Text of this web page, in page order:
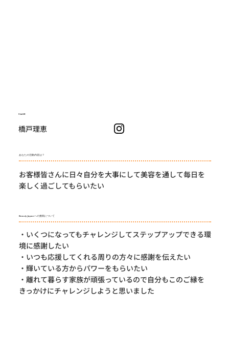
NAME
橋戸理恵
あなたの活動内容は？
お客様皆さんに日々自分を大事にして美容を通して毎日を
楽しく過ごしてもらいたい
Beauty Japanへの挑戦について
・いくつになってもチャレンジしてステップアップできる環
境に感謝したい
・いつも応援してくれる周りの方々に感謝を伝えたい
・輝いている方からパワーをもらいたい
・離れて暮らす家族が頑張っているので自分もこのご縁を
きっかけにチャレンジしようと思いました